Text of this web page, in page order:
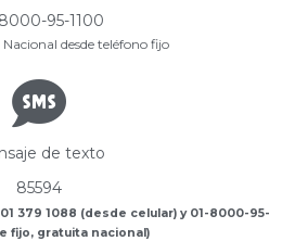
95-1100
desde teléfono fijo
de texto
85594
379 1088 (desde celular) y 01-8000-95-
fijo, gratuita nacional)